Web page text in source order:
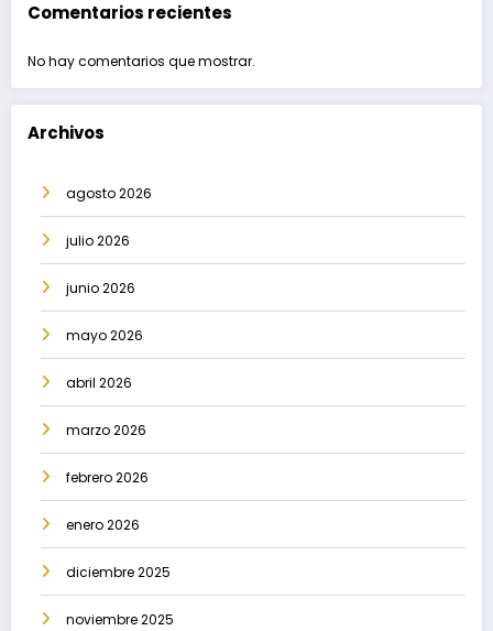
Comentarios recientes
No hay comentarios que mostrar.
Archivos
agosto 2026
julio 2026
junio 2026
mayo 2026
abril 2026
marzo 2026
febrero 2026
enero 2026
diciembre 2025
noviembre 2025